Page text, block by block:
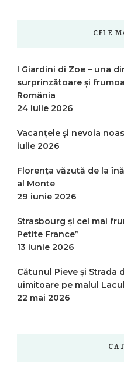
CELE
I Giardini di Zoe – una
surprinzătoare și
România
24 iulie 2026
Vacanțele și nevoia
iulie 2026
Florența văzută de la
al Monte
29 iunie 2026
Strasbourg și cel mai
Petite France”
13 iunie 2026
Cătunul Pieve și Strada
uimitoare pe malul
22 mai 2026